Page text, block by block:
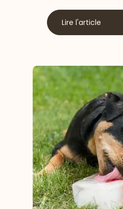
Lire l'article